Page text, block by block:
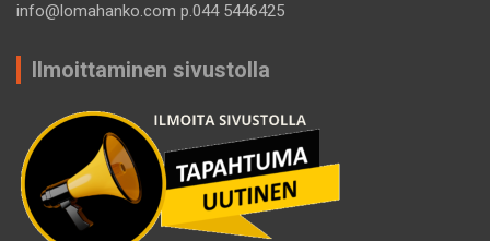
info@lomahanko.com p.044 5446425
Ilmoittaminen sivustolla